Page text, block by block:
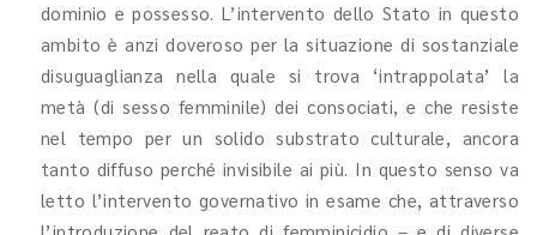
dominio e possesso. L’intervento dello Stato in questo
ambito è anzi doveroso per la situazione di sostanziale
disuguaglianza nella quale si trova ‘intrappolata’ la
metà (di sesso femminile) dei consociati, e che resiste
nel tempo per un solido substrato culturale, ancora
tanto diffuso perché invisibile ai più. In questo senso va
letto l’intervento governativo in esame che, attraverso